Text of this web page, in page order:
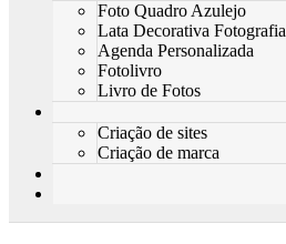
Foto Quadro Azulejo
Lata Decorativa Fotografia
Agenda Personalizada
Fotolivro
Livro de Fotos
Criação de sites
Criação de marca